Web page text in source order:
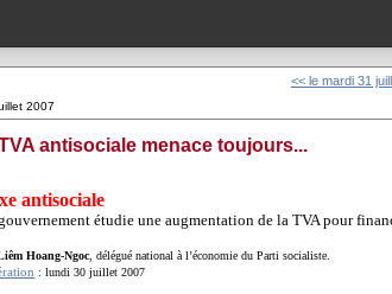
<< le mardi 31
2007
antisociale menace toujours...
antisociale
étudie une augmentation de la TVA pour
Hoang-Ngoc , délégué national à l’économie du Parti socialiste.
: lundi 30 juillet 2007